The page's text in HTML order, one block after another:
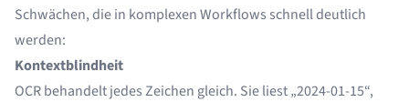
Schwächen, die in komplexen Workflows schnell deutlich
werden:
Kontextblindheit
OCR behandelt jedes Zeichen gleich. Sie liest „2024-01-15“,